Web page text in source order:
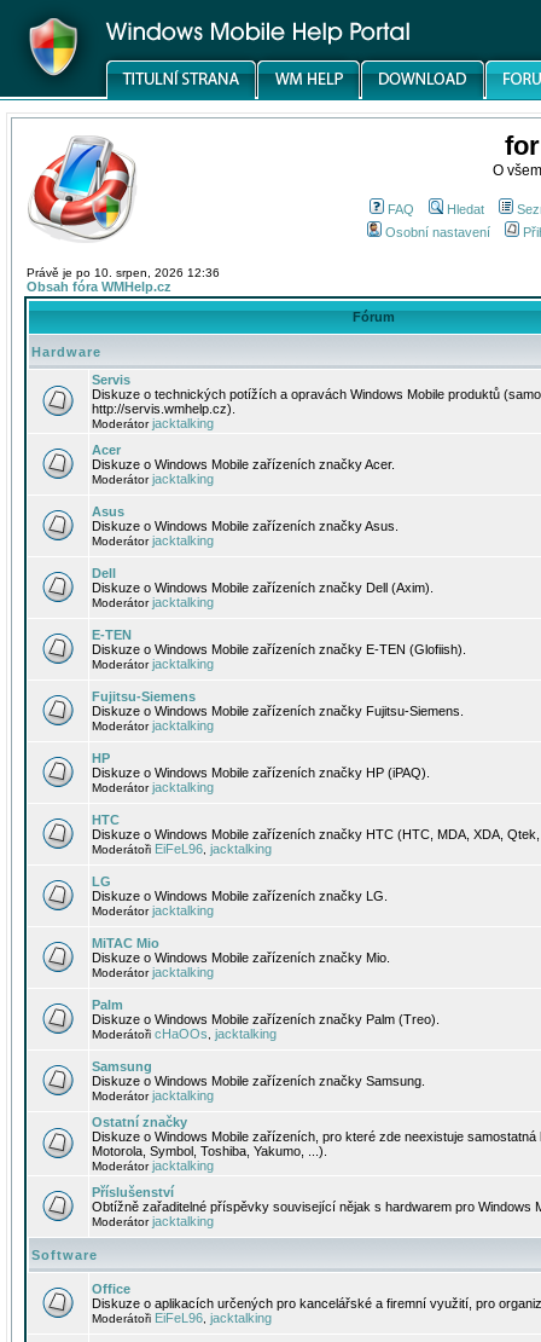
O
FAQ Hledat
Osobní nastavení
Právě je po 10. srpen, 2026 12:36
Obsah fóra WMHelp.cz
Fórum
Hardware
Servis
Diskuze o technických potížích a opravách Windows Mobile produktů
http://servis.wmhelp.cz).
Moderátorjacktalking
Acer
Diskuze o Windows Mobile zařízeních značky Acer.
Moderátorjacktalking
Asus
Diskuze o Windows Mobile zařízeních značky Asus.
Moderátorjacktalking
Dell
Diskuze o Windows Mobile zařízeních značky Dell (Axim).
Moderátorjacktalking
E-TEN
Diskuze o Windows Mobile zařízeních značky E-TEN (Glofiish).
Moderátorjacktalking
Fujitsu-Siemens
Diskuze o Windows Mobile zařízeních značky Fujitsu-Siemens.
Moderátorjacktalking
HP
Diskuze o Windows Mobile zařízeních značky HP (iPAQ).
Moderátorjacktalking
HTC
Diskuze o Windows Mobile zařízeních značky HTC (HTC, MDA, XDA,
Moderátoři EiFeL96 jacktalking
LG
Diskuze o Windows Mobile zařízeních značky LG.
Moderátorjacktalking
MiTAC Mio
Diskuze o Windows Mobile zařízeních značky Mio.
Moderátorjacktalking
Palm
Diskuze o Windows Mobile zařízeních značky Palm (Treo).
Moderátoři cHaOOs jacktalking
Samsung
Diskuze o Windows Mobile zařízeních značky Samsung.
Moderátorjacktalking
Ostatní značky
Diskuze o Windows Mobile zařízeních, pro které zde neexistuje
Motorola, Symbol, Toshiba, Yakumo, ...).
Moderátorjacktalking
Příslušenství
Obtížně zařaditelné příspěvky související nějak s hardwarem pro Windows
Moderátorjacktalking
Software
Office
Diskuze o aplikacích určených pro kancelářské a firemní využití, pro
Moderátoři EiFeL96 jacktalking